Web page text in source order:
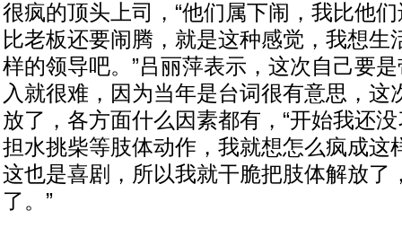
很疯的顶头上司，“他们属下闹，我比他
比老板还要闹腾，就是这种感觉，我想生
样的领导吧。”吕丽萍表示，这次自己要
入就很难，因为当年是台词很有意思，这
放了，各方面什么因素都有，“开始我还
担水挑柴等肢体动作，我就想怎么疯成这
这也是喜剧，所以我就干脆把肢体解放了
了。”